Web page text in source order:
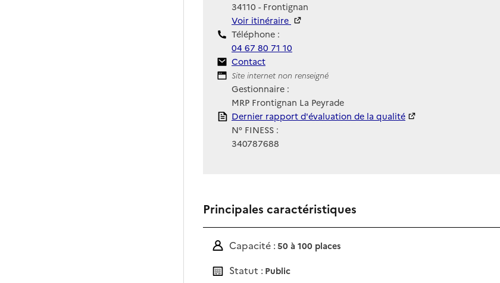
34110 - Frontignan
Voir itinéraire
Téléphone :
04 67 80 71 10
Contact
Contact
Site Internet
Site internet non renseigné
Gestionnaire :
MRP Frontignan La Peyrade
Rapport HAS
Dernier rapport d'évaluation de la qualité
N° FINESS :
340787688
Principales caractéristiques
Capacité : 50 à 100 places
Statut : Public